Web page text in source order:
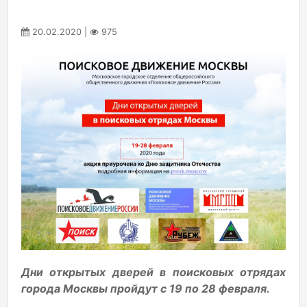
20.02.2020 | 975
Дни открытых дверей в поисковых отрядах
города Москвы пройдут с 19 по 28 февраля.